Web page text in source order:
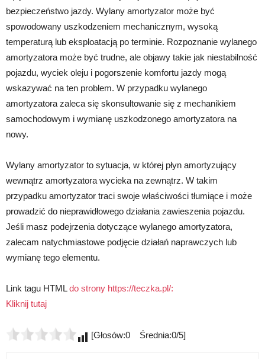
bezpieczeństwo jazdy. Wylany amortyzator może być
spowodowany uszkodzeniem mechanicznym, wysoką
temperaturą lub eksploatacją po terminie. Rozpoznanie wylanego
amortyzatora może być trudne, ale objawy takie jak niestabilność
pojazdu, wyciek oleju i pogorszenie komfortu jazdy mogą
wskazywać na ten problem. W przypadku wylanego
amortyzatora zaleca się skonsultowanie się z mechanikiem
samochodowym i wymianę uszkodzonego amortyzatora na
nowy.
Wylany amortyzator to sytuacja, w której płyn amortyzujący
wewnątrz amortyzatora wycieka na zewnątrz. W takim
przypadku amortyzator traci swoje właściwości tłumiące i może
prowadzić do nieprawidłowego działania zawieszenia pojazdu.
Jeśli masz podejrzenia dotyczące wylanego amortyzatora,
zalecam natychmiastowe podjęcie działań naprawczych lub
wymianę tego elementu.
Link tagu HTMLdo strony https://teczka.pl/:
Kliknij tutaj
[Głosów:0 Średnia:0/5]